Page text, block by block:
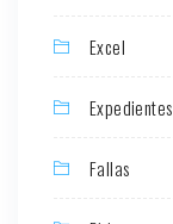
Excel
Fallas